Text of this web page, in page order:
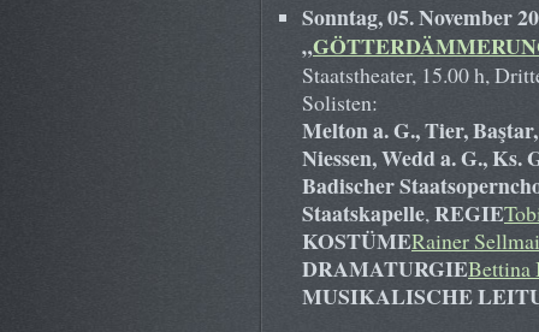
Sonntag, 05. November
„
Staatstheater, 15.00 h,
Solisten:
Melton a. G., Tier,
Niessen, Wedd a. G.,
Badischer
Staatskapelle,REGIE
KOSTÜMERainer
DRAMATURGIEBettina
MUSIKALISCHE